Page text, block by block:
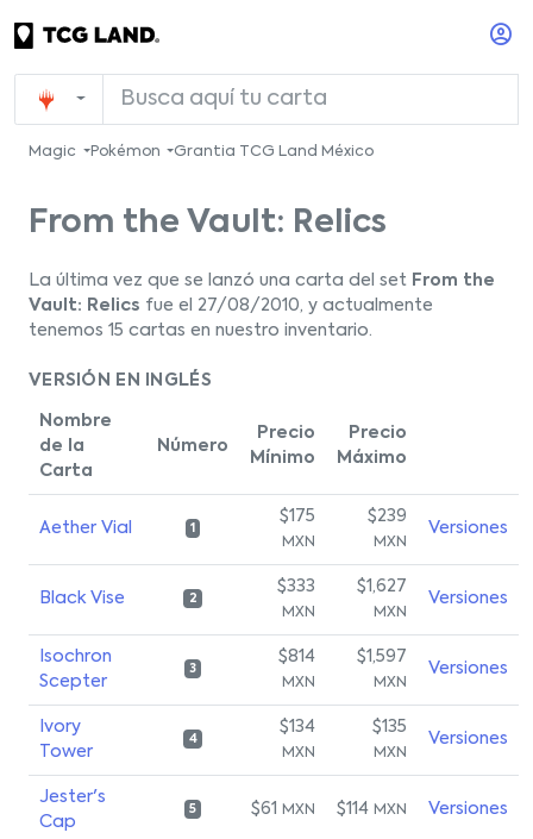
Magic Pokémon Grantia TCG Land México
From the Vault: Relics
La última vez que se lanzó una carta del set From the
Vault: Relics fue el 27/08/2010, y actualmente
tenemos 15 cartas en nuestro inventario.
VERSIÓN EN INGLÉS
Nombre
de la
Carta
Número
Precio
Mínimo
Precio
Máximo
Aether Vial 1
$175
MXN
$239
MXN
Versiones
Black Vise 2
$333
MXN
$1,627
MXN
Versiones
Isochron
Scepter
3
$814
MXN
$1,597
MXN
Versiones
Ivory
Tower
4
$134
MXN
$135
MXN
Versiones
Jester's
Cap
5 $61 MXN $114 MXN Versiones